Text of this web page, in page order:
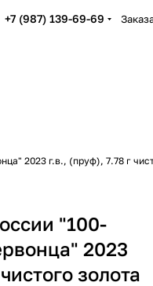
+7 (987) 139-69-69
2023 г.в., (пруф), 7.78 г
"100-
2023
золота